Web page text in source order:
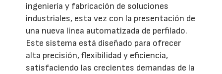
ingeniería y fabricación de soluciones
industriales, esta vez con la presentación de
una nueva línea automatizada de perfilado.
Este sistema está diseñado para ofrecer
alta precisión, flexibilidad y eficiencia,
satisfaciendo las crecientes demandas de la